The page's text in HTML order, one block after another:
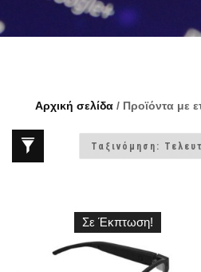
Αρχική σελίδα/ Προϊόντα με
Σε Έκπτωση!